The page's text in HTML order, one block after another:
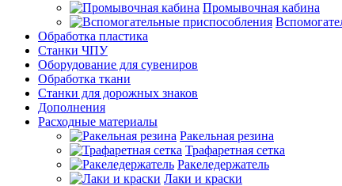
Промывочная кабина
Обработка пластика
Станки ЧПУ
Оборудование для сувениров
Обработка ткани
Станки для дорожных знаков
Дополнения
Расходные материалы
Ракельная резина
Трафаретная сетка
Ракеледержатель
Лаки и краски